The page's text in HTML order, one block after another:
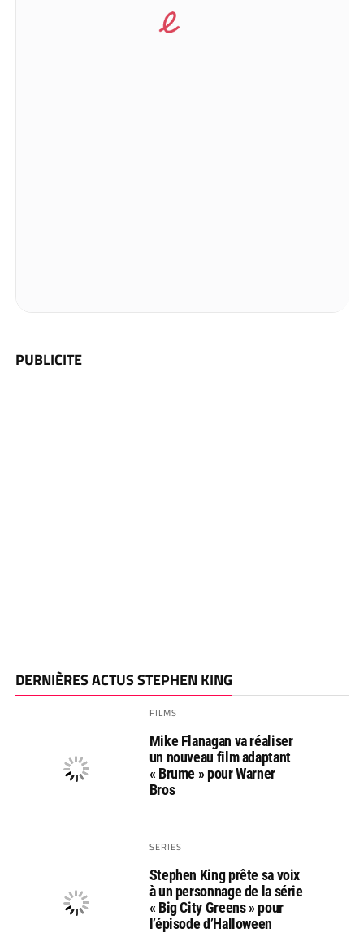
PUBLICITE
DERNIÈRES ACTUS STEPHEN KING
FILMS
Mike Flanagan va réaliser
un nouveau film adaptant
« Brume » pour Warner
Bros
SERIES
Stephen King prête sa voix
à un personnage de la série
« Big City Greens » pour
l’épisode d’Halloween